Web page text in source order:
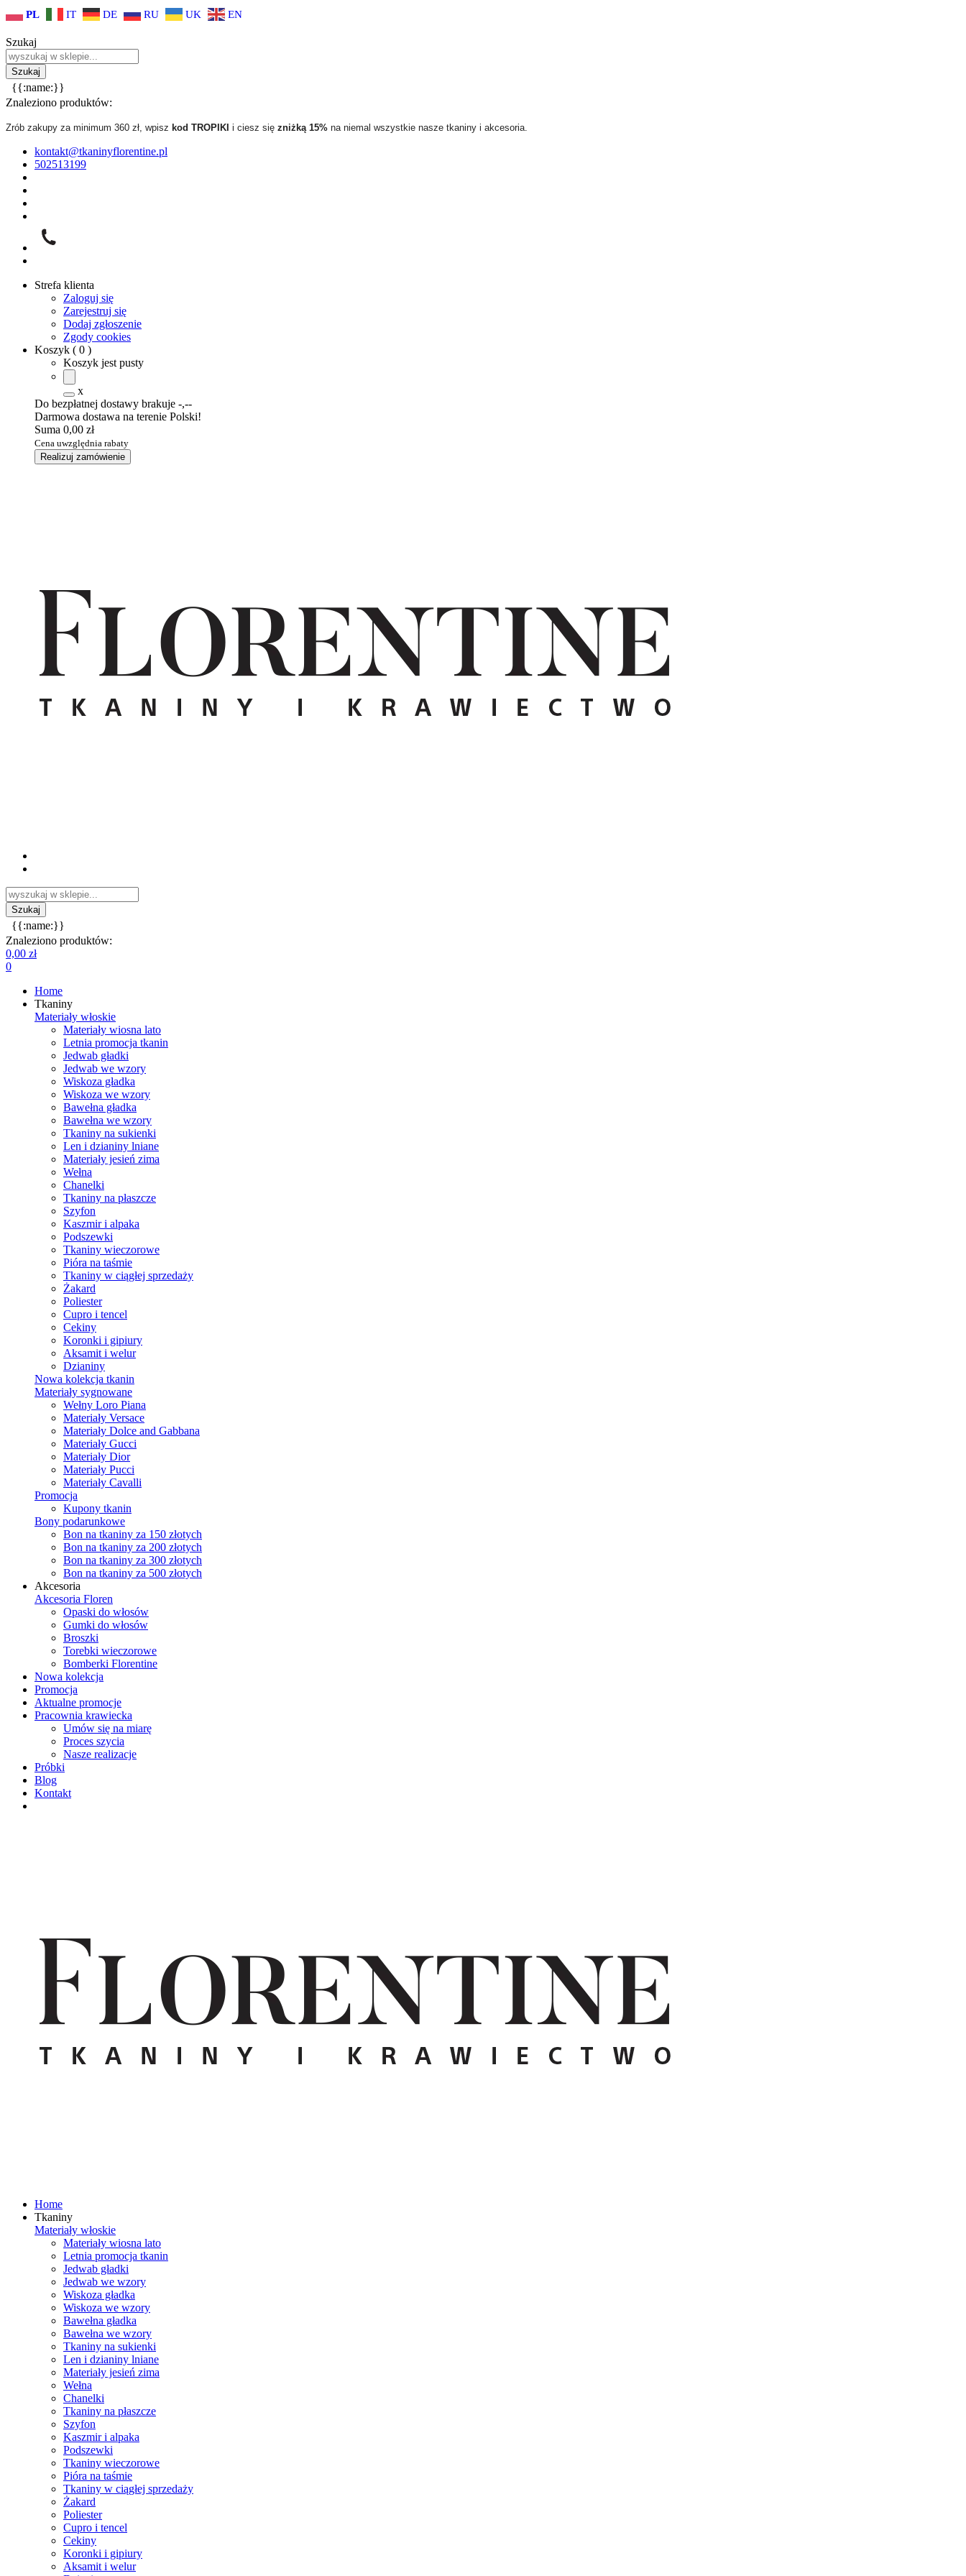
PL IT DE RU UK EN
Szukaj
{{:name:}}
Znaleziono produktów:
Zrób zakupy za minimum 360 zł, wpisz kod TROPIKI i ciesz się zniżką 15% na niemal wszystkie nasze tkaniny i akcesoria.
kontakt@tkaninyflorentine.pl
502513199
Strefa klienta
Zaloguj się
Zarejestruj się
Dodaj zgłoszenie
Zgody cookies
Koszyk ( 0 )
Koszyk jest pusty
x
Do bezpłatnej dostawy brakuje -,--
Darmowa dostawa na terenie Polski!
Suma 0,00 zł
Cena uwzględnia rabaty
Realizuj zamówienie
{{:name:}}
Znaleziono produktów:
0,00 zł
0
Home
Tkaniny
Materiały włoskie
Materiały wiosna lato
Letnia promocja tkanin
Jedwab gładki
Jedwab we wzory
Wiskoza gładka
Wiskoza we wzory
Bawełna gładka
Bawełna we wzory
Tkaniny na sukienki
Len i dzianiny lniane
Materiały jesień zima
Wełna
Chanelki
Tkaniny na płaszcze
Szyfon
Kaszmir i alpaka
Podszewki
Tkaniny wieczorowe
Pióra na taśmie
Tkaniny w ciągłej sprzedaży
Żakard
Poliester
Cupro i tencel
Cekiny
Koronki i gipiury
Aksamit i welur
Dzianiny
Nowa kolekcja tkanin
Materiały sygnowane
Wełny Loro Piana
Materiały Versace
Materiały Dolce and Gabbana
Materiały Gucci
Materiały Dior
Materiały Pucci
Materiały Cavalli
Promocja
Kupony tkanin
Bony podarunkowe
Bon na tkaniny za 150 złotych
Bon na tkaniny za 200 złotych
Bon na tkaniny za 300 złotych
Bon na tkaniny za 500 złotych
Akcesoria
Akcesoria Floren
Opaski do włosów
Gumki do włosów
Broszki
Torebki wieczorowe
Bomberki Florentine
Nowa kolekcja
Promocja
Aktualne promocje
Pracownia krawiecka
Umów się na miarę
Proces szycia
Nasze realizacje
Próbki
Blog
Kontakt
Home
Tkaniny
Materiały włoskie
Materiały wiosna lato
Letnia promocja tkanin
Jedwab gładki
Jedwab we wzory
Wiskoza gładka
Wiskoza we wzory
Bawełna gładka
Bawełna we wzory
Tkaniny na sukienki
Len i dzianiny lniane
Materiały jesień zima
Wełna
Chanelki
Tkaniny na płaszcze
Szyfon
Kaszmir i alpaka
Podszewki
Tkaniny wieczorowe
Pióra na taśmie
Tkaniny w ciągłej sprzedaży
Żakard
Poliester
Cupro i tencel
Cekiny
Koronki i gipiury
Aksamit i welur